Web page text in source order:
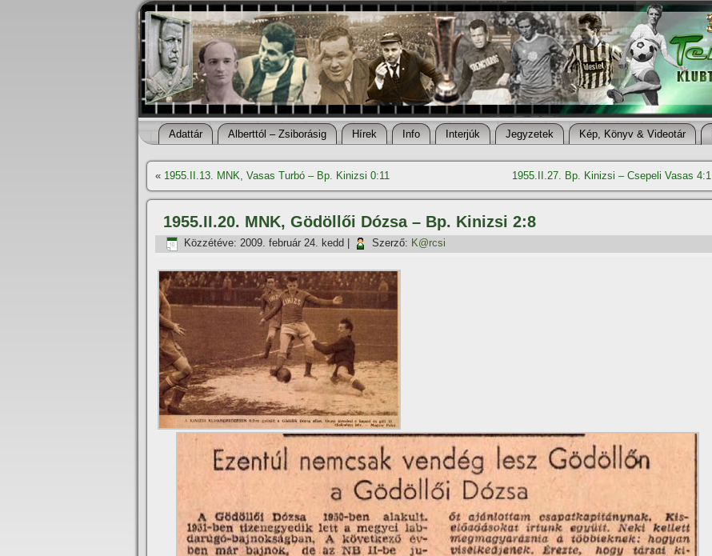
Adattár Alberttól – Zsiborásig Hí­rek Info Interjúk Jegyzetek Kép, Könyv & Videotár
« 1955.II.13. MNK, Vasas Turbó – Bp. Kinizsi 0:11 1955.II.27. Bp. Kinizsi – Csepeli Vasas 4:1
1955.II.20. MNK, Gödöllői Dózsa – Bp. Kinizsi 2:8
Közzétéve: 2009. február 24. kedd Szerző: K@rcsi